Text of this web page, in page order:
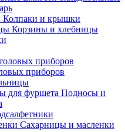
Колпаки и крышки
Корзины и хлебницы
приборов
Подносы и
Сахарницы и масленки